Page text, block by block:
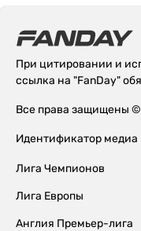
При цитировании и
ссылка на "FanDay"
Все права защищены
Идентификатор медиа
Лига Чемпионов
Лига Европы
Англия Премьер-лига